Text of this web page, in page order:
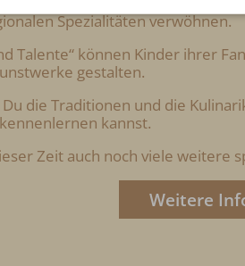
Spezialitäten verwöhnen.
Talente“ können Kinder ihrer
gestalten.
die Traditionen und die
kannst.
Zeit auch noch viele weitere
Weitere